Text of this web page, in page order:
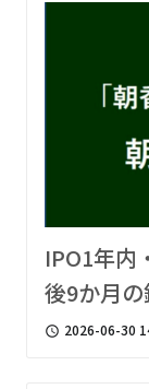
IPO1年内
後9か月の
access_time 2026-06-30